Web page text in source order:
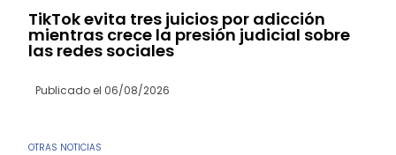
TikTok evita tres juicios por adicción
mientras crece la presión judicial sobre
las redes sociales
Publicado el 06/08/2026
OTRAS NOTICIAS